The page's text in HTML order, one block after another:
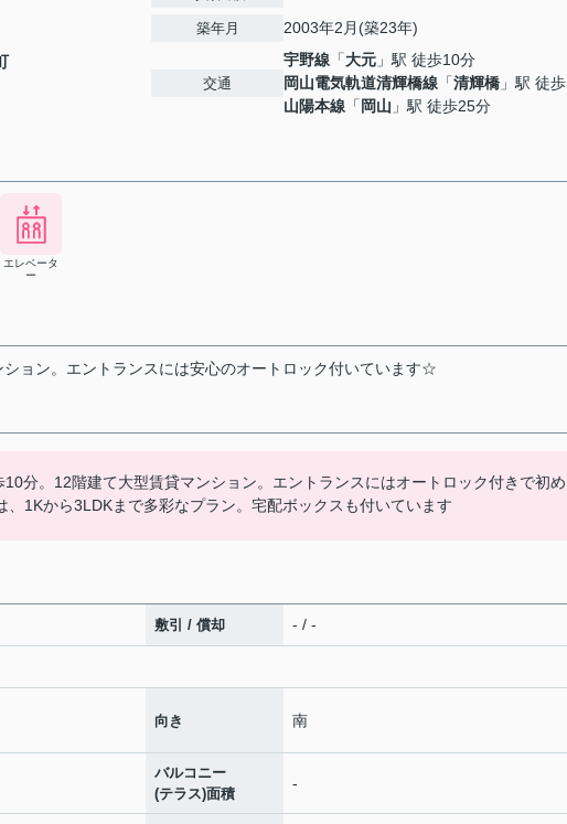
築年月 2003年2月(築23年)
交通
宇野線 「大元 」駅 徒歩10分
岡山電気軌道清輝橋線 「清輝橋 」駅 徒
山陽本線 「 岡山 」駅 徒歩25分
エレベータ
ー
ョン。エントランスには安心のオートロック付いています☆
分。12階建て大型賃貸マンション。エントランスにはオートロック付きで初め
、1Kから3LDKまで多彩なプラン。宅配ボックスも付いています
敷引 / 償却 - / -
向き 南
バルコニー
(テラス)面積
-